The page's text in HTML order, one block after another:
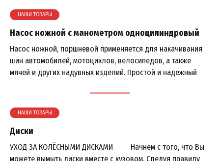
НАШИ ТОВАРЫ
Насос ножной с манометром одноцилиндровый
Насос ножной, поршневой применяется для накачивания
шин автомобилей, мотоциклов, велосипедов, а также
мячей и других надувных изделий. Простой и надежный
НАШИ ТОВАРЫ
Диски
УХОД ЗА КОЛЁСНЫМИ ДИСКАМИ Начнем с того, что Вы
можете вымыть диски вместе с кузовом. Следуя правилу